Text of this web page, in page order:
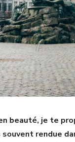
beauté, je te
rendue